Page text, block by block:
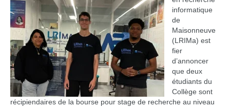
informatique
de
Maisonneuve
(LRIMa) est
fier
d’annoncer
que deux
étudiants du
Collège sont
récipiendaires de la bourse pour stage de recherche au niveau